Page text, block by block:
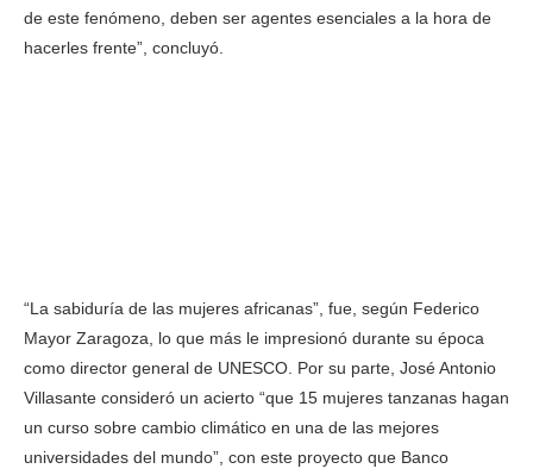
de este fenómeno, deben ser agentes esenciales a la hora de
hacerles frente”, concluyó.
“La sabiduría de las mujeres africanas”, fue, según Federico
Mayor Zaragoza, lo que más le impresionó durante su época
como director general de UNESCO. Por su parte, José Antonio
Villasante consideró un acierto “que 15 mujeres tanzanas hagan
un curso sobre cambio climático en una de las mejores
universidades del mundo”, con este proyecto que Banco